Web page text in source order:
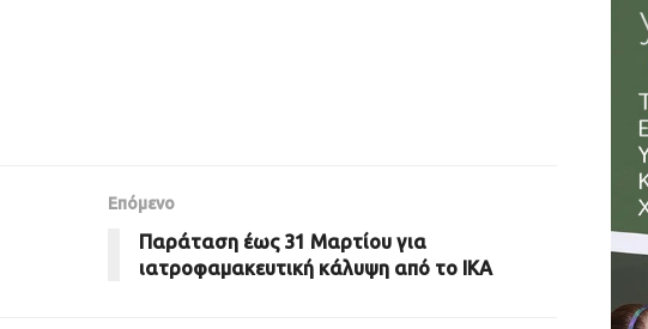
Επόμενο
Παράταση έως 31 Μαρτίου για
ιατροφαμακευτική κάλυψη από το ΙΚΑ